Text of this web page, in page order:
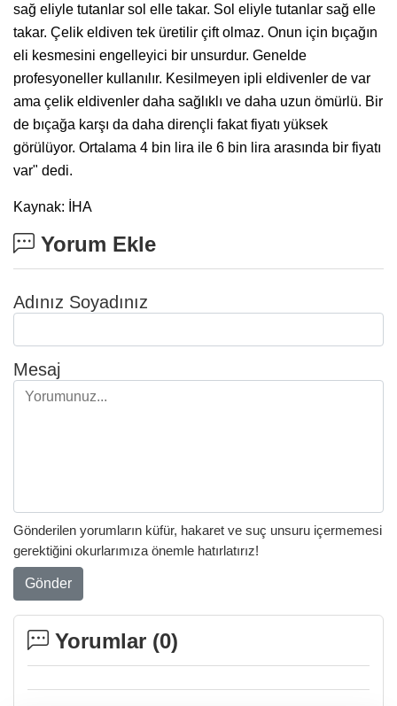
sağ eliyle tutanlar sol elle takar. Sol eliyle tutanlar sağ elle
takar. Çelik eldiven tek üretilir çift olmaz. Onun için bıçağın
eli kesmesini engelleyici bir unsurdur. Genelde
profesyoneller kullanılır. Kesilmeyen ipli eldivenler de var
ama çelik eldivenler daha sağlıklı ve daha uzun ömürlü. Bir
de bıçağa karşı da daha dirençli fakat fiyatı yüksek
görülüyor. Ortalama 4 bin lira ile 6 bin lira arasında bir fiyatı
var" dedi.
Kaynak: İHA
Yorum Ekle
Adınız Soyadınız
Mesaj
Gönderilen yorumların küfür, hakaret ve suç unsuru içermemesi
gerektiğini okurlarımıza önemle hatırlatırız!
Gönder
Yorumlar (0)